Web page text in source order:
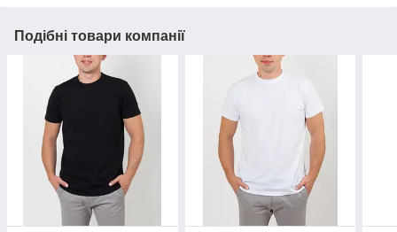
Подібні товари компанії